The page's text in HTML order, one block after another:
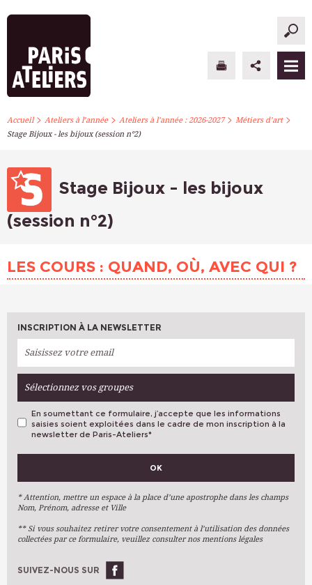
PARIS ATELIERS
ATELIERS À L’ANNÉE
STAGES PONCTUELS
S’INSCRIRE
Accueil> Ateliers à l’année> Ateliers à l’année : 2026-2027> Métiers d’art>
Stage Bijoux - les bijoux (session n°2)
Stage Bijoux - les bijoux
(session n°2)
LES COURS : QUAND, OÙ, AVEC QUI ?
INSCRIPTION À LA NEWSLETTER
Sélectionnez vos groupes
VOS PRÉFÉRENCES
Arts Plastiques
Arts Du Texte
Arts Numériques
Ateliers À L'année
En soumettant ce formulaire, j’accepte que les informations
saisies soient exploitées dans le cadre de mon inscription à la
newsletter de Paris-Ateliers*
OK
* Attention, mettre un espace à la place d’une apostrophe dans les champs
Nom, Prénom, adresse et Ville
** Si vous souhaitez retirer votre consentement à l’utilisation des données
collectées par ce formulaire, veuillez consulter nos mentions légales
SUIVEZ-NOUS SUR